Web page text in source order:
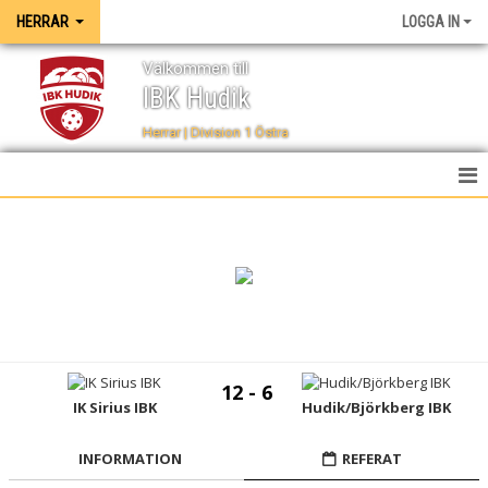
HERRAR LOGGA IN
IBK Hudik
Välkommen till
Herrar | Division 1 Östra
SPELSCHEMAIK Sirius IBK
12 - 6
Hudik/Björkberg IBK
INFORMATION REFERAT